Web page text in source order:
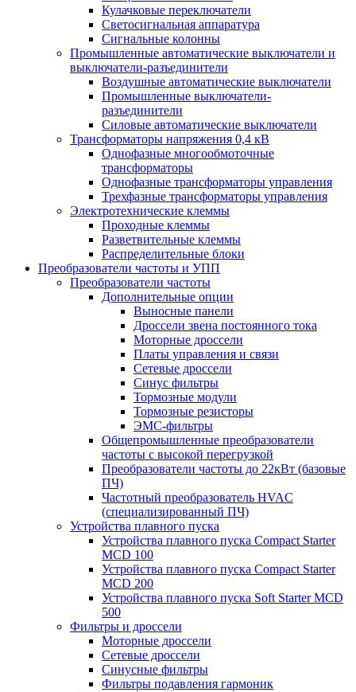
Кулачковые переключатели
Светосигнальная аппаратура
Сигнальные колонны
Промышленные автоматические выключатели и
выключатели-разъединители
Воздушные автоматические выключатели
Промышленные выключатели-
разъединители
Силовые автоматические выключатели
Трансформаторы напряжения 0,4 кВ
Однофазные многообмоточные
трансформаторы
Однофазные трансформаторы управления
Трехфазные трансформаторы управления
Электротехнические клеммы
Проходные клеммы
Разветвительные клеммы
Распределительные блоки
Преобразователи частоты и УПП
Преобразователи частоты
Дополнительные опции
Выносные панели
Дроссели звена постоянного тока
Моторные дроссели
Платы управления и связи
Сетевые дроссели
Синус фильтры
Тормозные модули
Тормозные резисторы
ЭМС-фильтры
Общепромышленные преобразователи
частоты с высокой перегрузкой
Преобразователи частоты до 22кВт (базовые
ПЧ)
Частотный преобразователь HVAC
(специализированный ПЧ)
Устройства плавного пуска
Устройства плавного пуска Compact Starter
MCD 100
Устройства плавного пуска Compact Starter
MCD 200
Устройства плавного пуска Soft Starter MCD
500
Фильтры и дроссели
Моторные дроссели
Сетевые дроссели
Синусные фильтры
Фильтры подавления гармоник